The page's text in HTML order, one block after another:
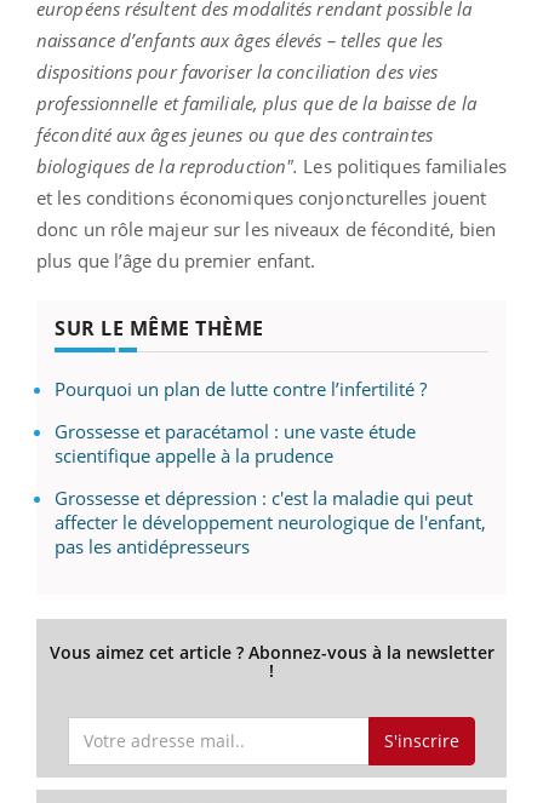
européens résultent des modalités rendant possible la
naissance d’enfants aux âges élevés – telles que les
dispositions pour favoriser la conciliation des vies
professionnelle et familiale, plus que de la baisse de la
fécondité aux âges jeunes ou que des contraintes
biologiques de la reproduction". Les politiques familiales
et les conditions économiques conjoncturelles jouent
donc un rôle majeur sur les niveaux de fécondité, bien
plus que l’âge du premier enfant.
SUR LE MÊME THÈME
Pourquoi un plan de lutte contre l’infertilité ?
Grossesse et paracétamol : une vaste étude
scientifique appelle à la prudence
Grossesse et dépression : c'est la maladie qui peut
affecter le développement neurologique de l'enfant,
pas les antidépresseurs
Vous aimez cet article ? Abonnez-vous à la newsletter
!
S'inscrire